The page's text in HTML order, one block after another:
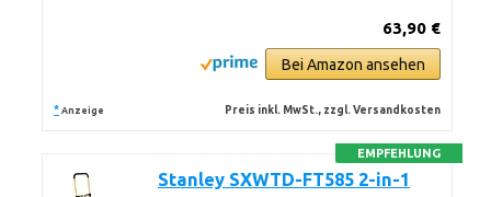
63,90 €
Bei Amazon ansehen
* Anzeige Preis inkl. MwSt., zzgl. Versandkosten
EMPFEHLUNG
Stanley SXWTD-FT585 2-in-1